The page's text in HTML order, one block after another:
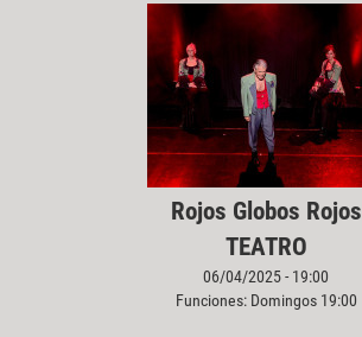
Rojos Globos Rojos
TEATRO
06/04/2025 - 19:00
Funciones: Domingos 19:00